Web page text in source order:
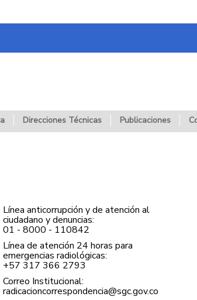
Direcciones Técnicas Publicaciones
Línea anticorrupción y de atención al
ciudadano y denuncias:
01 - 8000 - 110842
Línea de atención 24 horas para
emergencias radiológicas:
+57 ​317 366 2793
Correo Institucional:
radicacioncorrespondencia@sgc.gov.co